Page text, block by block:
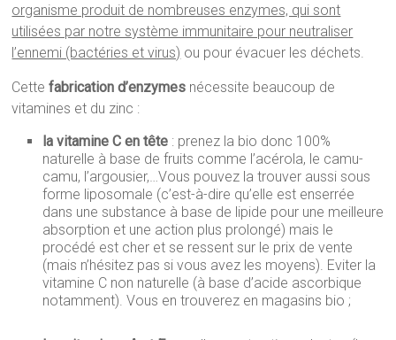
organisme produit de nombreuses enzymes, qui sont
utilisées par notre système immunitaire pour neutraliser
l’ennemi (bactéries et virus) ou pour évacuer les déchets.
Cettefabrication d’enzymes nécessite beaucoup de
vitamines et du zinc :
la vitamine C en tête : prenez la bio donc 100%
naturelle à base de fruits comme l’acérola, le camu-
camu, l’argousier,…Vous pouvez la trouver aussi sous
forme liposomale (c’est-à-dire qu’elle est enserrée
dans une substance à base de lipide pour une meilleure
absorption et une action plus prolongé) mais le
procédé est cher et se ressent sur le prix de vente
(mais n’hésitez pas si vous avez les moyens). Eviter la
vitamine C non naturelle (à base d’acide ascorbique
notamment). Vous en trouverez en magasins bio ;